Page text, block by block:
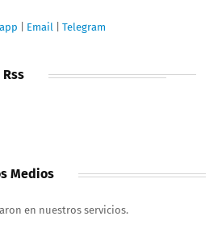
Email Telegram
Medios
en nuestros servicios.